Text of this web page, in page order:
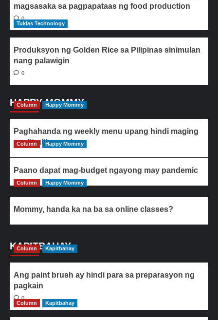
magsasaka sa pagpapataas ng food production
0
Tuklas Technology
Produksyon ng Golden Rice sa Pilipinas sinimulan
nang palawigin
0
HAPPY MOMMY
Column Happy Mommy
Paghahanda ng weekly menu upang hindi maging
paulit-ulit ang ulam
Column Happy Mommy
Paano dapat mag-budget ngayong may pandemic
Column Happy Mommy
Mommy, handa ka na ba sa online classes?
KAPITBAHAY
Column Kapitbahay
Ang paint brush ay hindi para sa preparasyon ng
pagkain
0
Column
Kapitbahay